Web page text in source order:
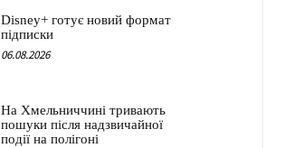
Disney+ готує новий формат
підписки
06.08.2026
На Хмельниччині тривають
пошуки після надзвичайної
події на полігоні